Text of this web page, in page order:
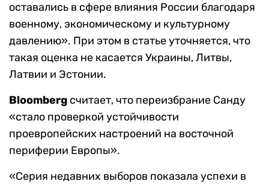
оставались в сфере влияния России благодаря
военному, экономическому и культурному
давлению». При этом в статье уточняется, что
такая оценка не касается Украины, Литвы,
Латвии и Эстонии.
Bloomberg считает, что переизбрание Санду
«стало проверкой устойчивости
проевропейских настроений на восточной
периферии Европы».
«Серия недавних выборов показала успехи в